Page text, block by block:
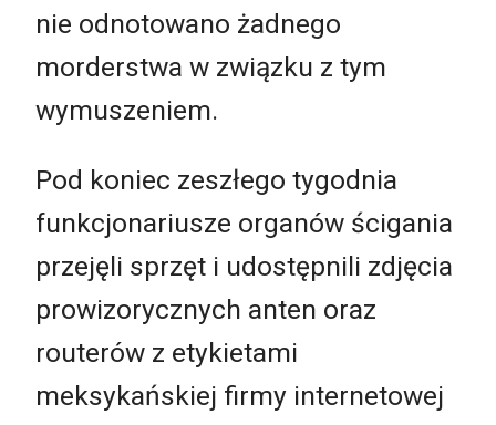
nie odnotowano żadnego
morderstwa w związku z tym
wymuszeniem.
Pod koniec zeszłego tygodnia
funkcjonariusze organów ścigania
przejęli sprzęt i udostępnili zdjęcia
prowizorycznych anten oraz
routerów z etykietami
meksykańskiej firmy internetowej